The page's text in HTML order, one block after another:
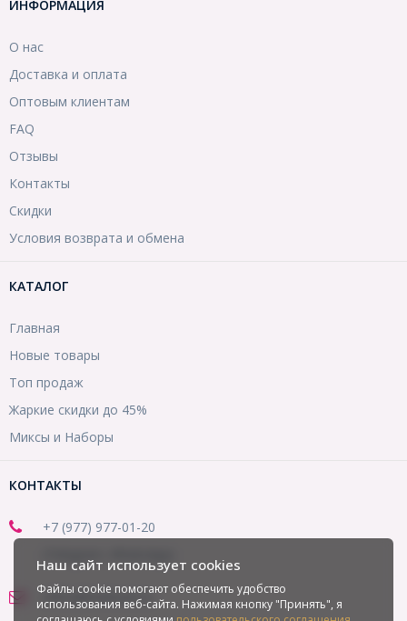
ИНФОРМАЦИЯ
О нас
Доставка и оплата
Оптовым клиентам
FAQ
Отзывы
Контакты
Скидки
Условия возврата и обмена
КАТАЛОГ
Главная
Новые товары
Топ продаж
Жаркие скидки до 45%
Миксы и Наборы
КОНТАКТЫ
+7 (977) 977-01-20
office@mirbusin.ru
Наш сайт использует cookies
Файлы cookie помогают обеспечить удобство
использования веб-сайта. Нажимая кнопку "Принять", я